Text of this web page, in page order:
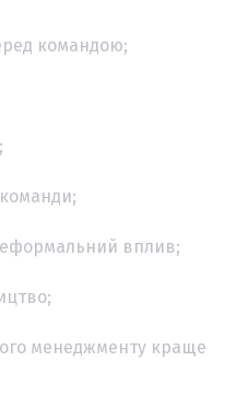
командою;
вплив;
менеджменту краще